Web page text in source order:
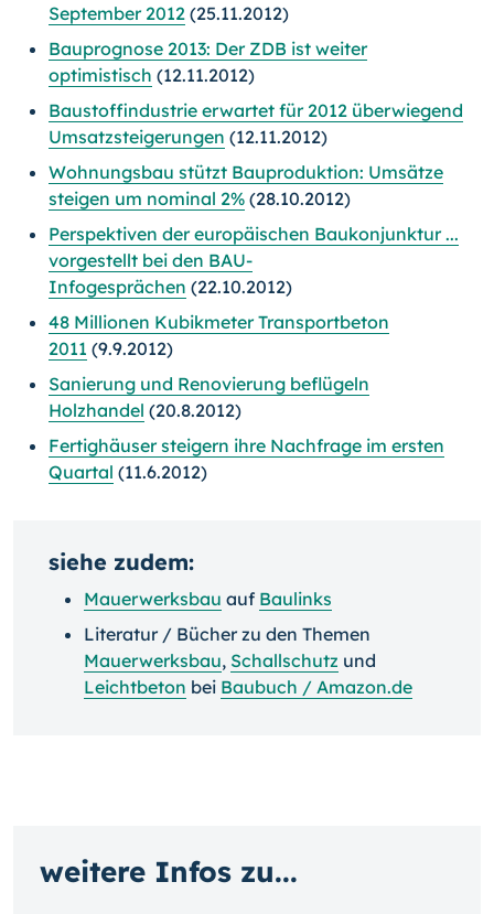
September 2012 (25.11.2012)
Bauprognose 2013: Der ZDB ist weiter
optimistisch (12.11.2012)
Baustoffindustrie erwartet für 2012 überwiegend
Umsatzsteigerungen (12.11.2012)
Wohnungsbau stützt Bauproduktion: Umsätze
steigen um nominal 2% (28.10.2012)
Perspektiven der europäischen Baukonjunktur ...
vorgestellt bei den BAU-
Infogesprächen (22.10.2012)
48 Millionen Kubikmeter Transportbeton
2011 (9.9.2012)
Sanierung und Renovierung beflügeln
Holzhandel (20.8.2012)
Fertighäuser steigern ihre Nachfrage im ersten
Quartal (11.6.2012)
siehe zudem:
Mauerwerksbau auf Baulinks
Literatur / Bücher zu den Themen
Mauerwerksbau, Schallschutz und
Leichtbeton bei Baubuch / Amazon.de
weitere Infos zu...